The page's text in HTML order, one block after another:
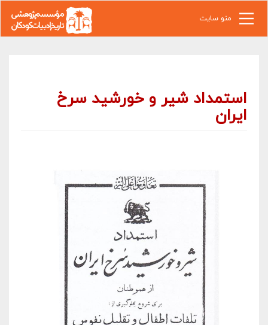
منو سایت
استمداد شیر و خورشید سرخ
ایران